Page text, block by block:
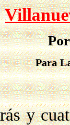
Para
y